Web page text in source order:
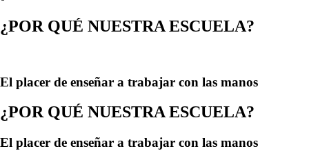
¿POR QUÉ NUESTRA ESCUELA?
El placer de enseñar a trabajar con las manos
¿POR QUÉ NUESTRA ESCUELA?
El placer de enseñar a trabajar con las manos